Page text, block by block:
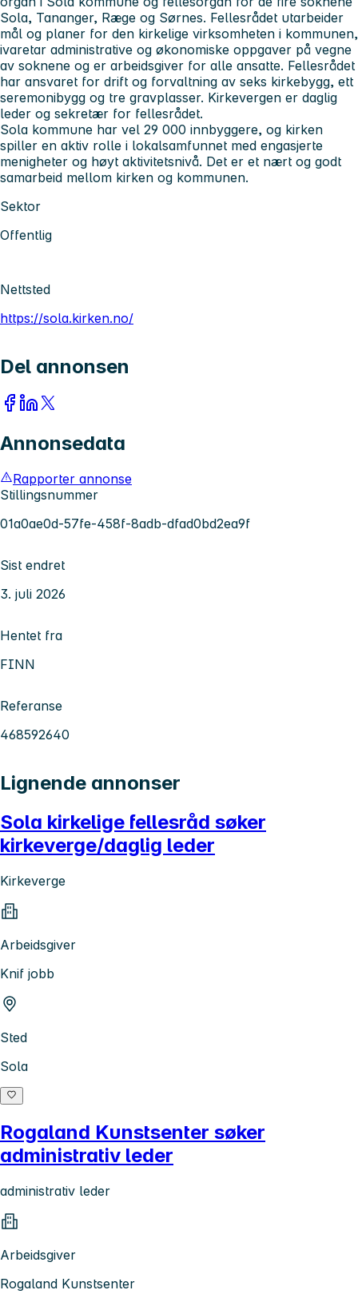
Sola, Tananger, Ræge og Sørnes. Fellesrådet utarbeider
mål og planer for den kirkelige virksomheten i kommunen,
ivaretar administrative og økonomiske oppgaver på vegne
av soknene og er arbeidsgiver for alle ansatte. Fellesrådet
har ansvaret for drift og forvaltning av seks kirkebygg, ett
seremonibygg og tre gravplasser. Kirkevergen er daglig
leder og sekretær for fellesrådet.
Sola kommune har vel 29 000 innbyggere, og kirken
spiller en aktiv rolle i lokalsamfunnet med engasjerte
menigheter og høyt aktivitetsnivå. Det er et nært og godt
samarbeid mellom kirken og kommunen.
Sektor
Offentlig
Nettsted
https://sola.kirken.no/
Del annonsen
Annonsedata
Rapporter annonse
Stillingsnummer
01a0ae0d-57fe-458f-8adb-dfad0bd2ea9f
Sist endret
3. juli 2026
Hentet fra
FINN
Referanse
468592640
Lignende annonser
Sola kirkelige fellesråd søker
kirkeverge/daglig leder
Kirkeverge
Arbeidsgiver
Knif jobb
Sted
Sola
Rogaland Kunstsenter søker
administrativ leder
administrativ leder
Arbeidsgiver
Rogaland Kunstsenter